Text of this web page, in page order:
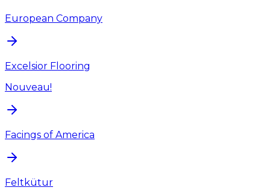
European Company
Excelsior Flooring
Nouveau!
Facings of America
Feltkütur